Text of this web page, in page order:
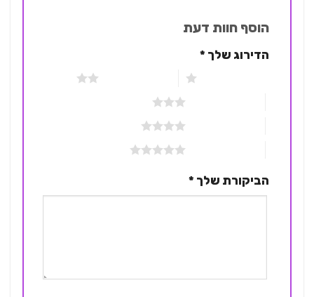
הוסף חוות דעת
הדירוג שלך*
2 מתוך 5 כוכבים
הביקורת שלך*